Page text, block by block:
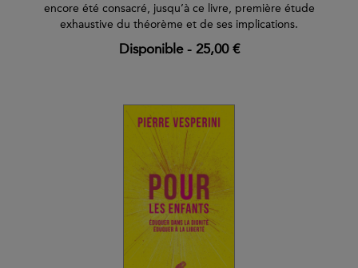
encore été consacré, jusqu’à ce livre, première étude
exhaustive du théorème et de ses implications.
Disponible- 25,00 €